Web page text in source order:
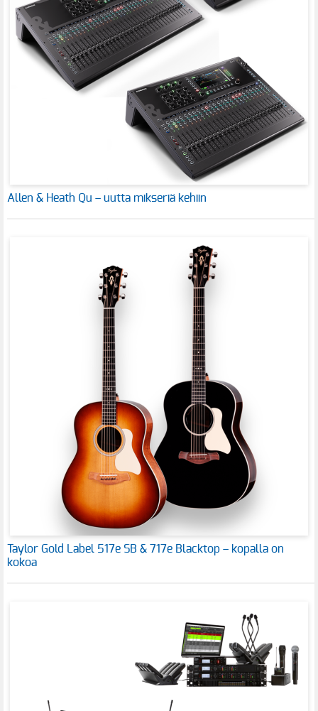
Allen & Heath Qu – uutta mikseriä kehiin
Taylor Gold Label 517e SB & 717e Blacktop – kopalla on
kokoa